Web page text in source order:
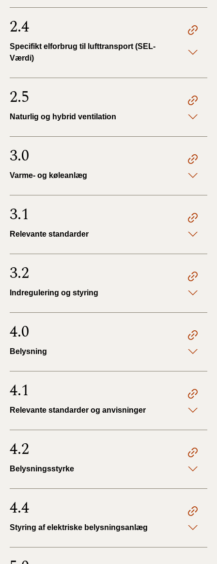
2.4
Specifikt elforbrug til lufttransport (SEL-
Værdi)
2.5
Naturlig og hybrid ventilation
3.0
Varme- og køleanlæg
3.1
Relevante standarder
3.2
Indregulering og styring
4.0
Belysning
4.1
Relevante standarder og anvisninger
4.2
Belysningsstyrke
4.4
Styring af elektriske belysningsanlæg